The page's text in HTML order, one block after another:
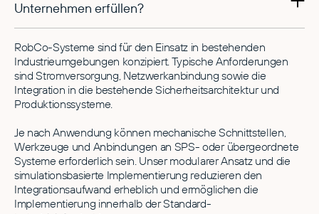
Unternehmen erfüllen?
RobCo-Systeme sind für den Einsatz in bestehenden
Industrieumgebungen konzipiert. Typische Anforderungen
sind Stromversorgung, Netzwerkanbindung sowie die
Integration in die bestehende Sicherheitsarchitektur und
Produktionssysteme.
Je nach Anwendung können mechanische Schnittstellen,
Werkzeuge und Anbindungen an SPS- oder übergeordnete
Systeme erforderlich sein. Unser modularer Ansatz und die
simulationsbasierte Implementierung reduzieren den
Integrationsaufwand erheblich und ermöglichen die
Implementierung innerhalb der Standard-